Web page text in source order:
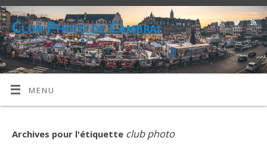
Club Photo de Cambrai
CPC
MENU
Archives pour l'étiquette club photo